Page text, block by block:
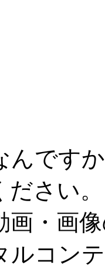
んです
さい。
画・画
ルコン